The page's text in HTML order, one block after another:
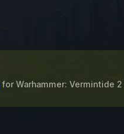
for Warhammer: Vermintide 2